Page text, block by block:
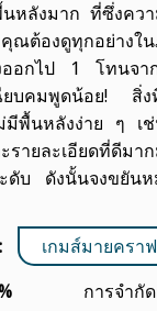
หลังมาก ที่ซึ่งคว
ต้องดูทุกอย่างใน
อกไป 1 โทนจา
ยบคมพูดน้อย! สิ่ง
มีพื้นหลังง่าย ๆ เ
รายละเอียดที่ดีมา
ดับ ดังนั้นจงขยันห
เกมส์มายคราฟ
การจำกั